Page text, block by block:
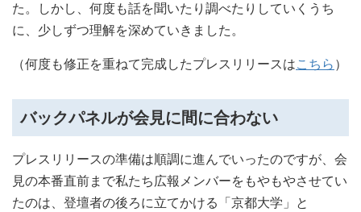
た。しかし、何度も話を聞いたり調べたりしていくうち
に、少しずつ理解を深めていきました。
（何度も修正を重ねて完成したプレスリリースはこちら ）
バックパネルが会見に間に合わない
プレスリリースの準備は順調に進んでいったのですが、会
見の本番直前まで私たち広報メンバーをもやもやさせてい
たのは、登壇者の後ろに立てかける「京都大学」と